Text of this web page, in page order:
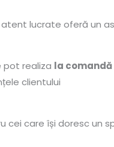
lucrate oferă un
pot realiza la comandă
clientului
care își doresc un